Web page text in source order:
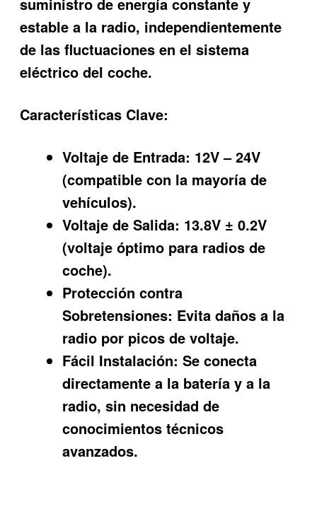
estable a la radio, independientemente
de las fluctuaciones en el sistema
eléctrico del coche.
Características Clave:
Voltaje de Entrada: 12V – 24V
(compatible con la mayoría de
vehículos).
Voltaje de Salida: 13.8V ± 0.2V
(voltaje óptimo para radios de
coche).
Protección contra
Sobretensiones: Evita daños a la
radio por picos de voltaje.
Fácil Instalación: Se conecta
directamente a la batería y a la
radio, sin necesidad de
conocimientos técnicos
avanzados.